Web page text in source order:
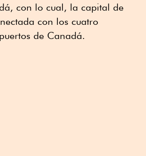
con lo cual, la capital de
con los cuatro
de Canadá.